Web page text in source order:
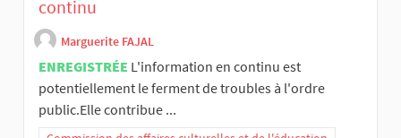
continu
Marguerite FAJAL
ENREGISTRÉE L'information en continu est
potentiellement le ferment de troubles à l'ordre
public.Elle contribue ...